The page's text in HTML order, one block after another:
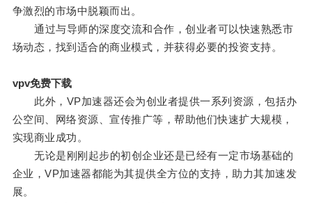
争激烈的市场中脱颖而出。
通过与导师的深度交流和合作，创业者可以快速熟悉市
场动态，找到适合的商业模式，并获得必要的投资支持。
vpv免费下载
此外，VP加速器还会为创业者提供一系列资源，包括办
公空间、网络资源、宣传推广等，帮助他们快速扩大规模，
实现商业成功。
无论是刚刚起步的初创企业还是已经有一定市场基础的
企业，VP加速器都能为其提供全方位的支持，助力其加速发
展。